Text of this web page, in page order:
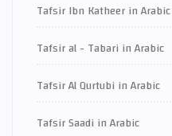
Tafsir Ibn Katheer in Arabic
Tafsir al - Tabari in Arabic
Tafsir Al Qurtubi in Arabic
Tafsir Saadi in Arabic